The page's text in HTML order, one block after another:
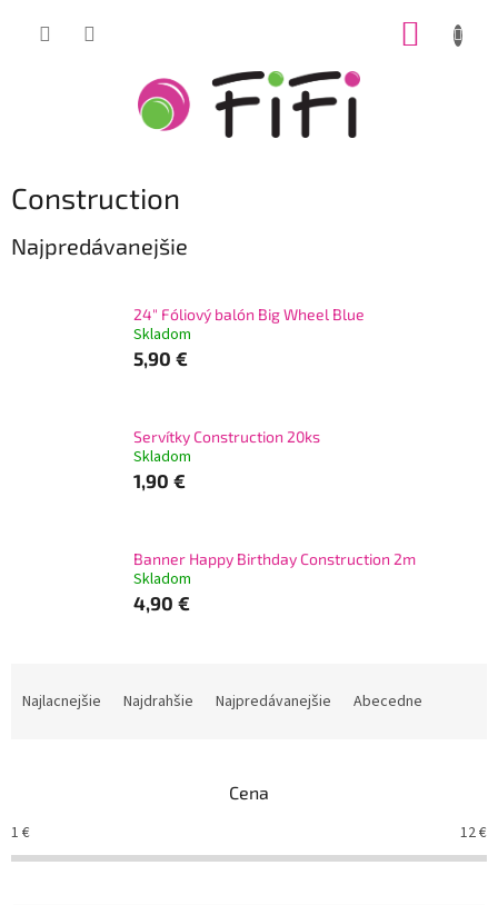
Construction
Najpredávanejšie
24" Fóliový balón Big Wheel Blue
Skladom
5,90 €
Servítky Construction 20ks
Skladom
1,90 €
Banner Happy Birthday Construction 2m
Skladom
4,90 €
e
p
r
Najlacnejšie Najdrahšie Najpredávanejšie Abecedne
Cena
1 € 12€